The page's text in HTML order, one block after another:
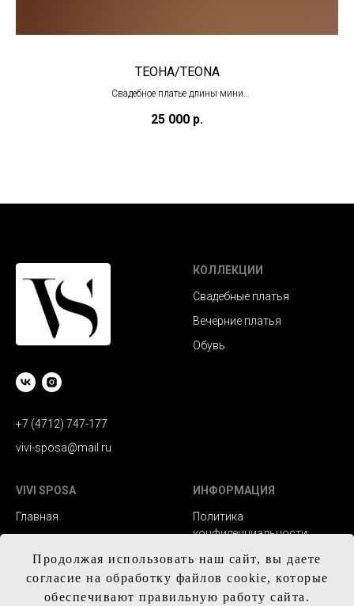
ТЕОНА/TEONA
Свадебное платье длины мини
25 000 р.
Продолжая использовать наш сайт, вы даете
согласие на обработку файлов cookie, которые
обеспечивают правильную работу сайта.
+7 (4712) 747-177
vivi-sposa@mail.ru
КОЛЛЕКЦИИ
Свадебные платья
Вечерние платья
Обувь
VIVI SPOSA
Главная
Контакты
ИНФОРМАЦИЯ
Политика
конфиденциальности
Заказ и сроки
изготовления
Доставка